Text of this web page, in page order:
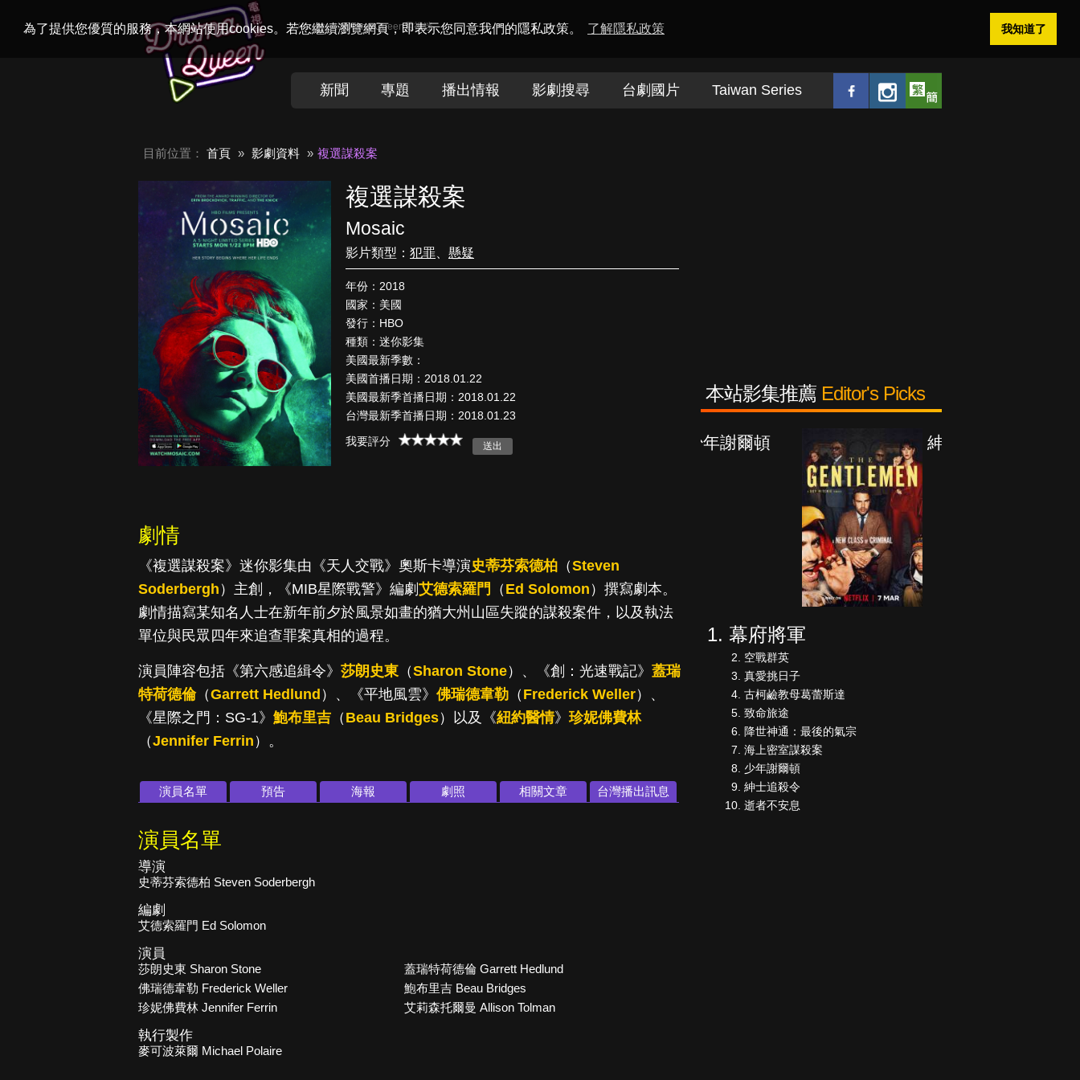
為了提供您優質的服務，本網站使用cookies。若您繼續瀏覽網頁，即表示您同意我們的隱私政策。 了解隱私政策 我知道了
Welcome toDramaQueen電視迷
新聞 專題 播出情報 影劇搜尋 台劇國片 Taiwan Series
目前位置： 首頁 影劇資料 複選謀殺案
複選謀殺案
Mosaic
影片類型： 犯罪 懸疑
年份：2018
國家：美國
發行：HBO
種類：迷你影集
美國最新季數：
美國首播日期：2018.01.22
美國最新季首播日期：2018.01.22
台灣最新季首播日期：2018.01.23
我要評分
劇情
《複選謀殺案》迷你影集由《天人交戰》奧斯卡導演史蒂芬索德柏 （Steven
Soderbergh ）主創，《MIB星際戰警》編劇 艾德索羅門 （ Ed Solomon ）撰寫劇本。
劇情描寫某知名人士在新年前夕於風景如畫的猶大州山區失蹤的謀殺案件，以及執法
單位與民眾四年來追查罪案真相的過程。
演員陣容包括《第六感追緝令》 莎朗史東（Sharon Stone）、《創：光速戰記》 蓋瑞
特荷德倫（Garrett Hedlund ）、《平地風雲》 佛瑞德韋勒 （ Frederick Weller）、
《星際之門：SG-1》 鮑布里吉 （ Beau Bridges）以及《紐約醫情》 珍妮佛費林
（Jennifer Ferrin ）。
演員名單 預告 海報 劇照 相關文章 台灣播出訊息
演員名單
導演
史蒂芬索德柏 Steven Soderbergh
編劇
艾德索羅門 Ed Solomon
演員
莎朗史東 Sharon Stone
蓋瑞特荷德倫 Garrett Hedlund
佛瑞德韋勒 Frederick Weller
鮑布里吉 Beau Bridges
珍妮佛費林 Jennifer Ferrin
艾莉森托爾曼 Allison Tolman
執行製作
麥可波萊爾 Michael Polaire
本站影集推薦 Editor's Picks
降世神通：最
後的氣宗
海上密室謀殺
紳士追殺令
幕府將軍
空戰群英
真愛挑日子
古柯鹼教母葛蕾斯達
致命旅途
降世神通：最後的氣宗
海上密室謀殺案
少年謝爾頓
紳士追殺令
逝者不安息